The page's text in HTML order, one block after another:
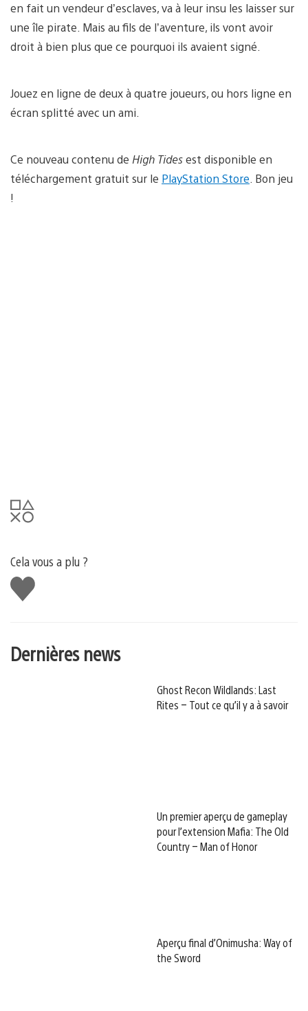
en fait un vendeur d’esclaves, va à leur insu les laisser sur
une île pirate. Mais au fils de l’aventure, ils vont avoir
droit à bien plus que ce pourquoi ils avaient signé.
Jouez en ligne de deux à quatre joueurs, ou hors ligne en
écran splitté avec un ami.
Ce nouveau contenu de High Tidesest disponible en
téléchargement gratuit sur le PlayStation Store . Bon jeu
!
Cela vous a plu ?
J'aime
Dernières news
Ghost Recon Wildlands: Last
Rites – Tout ce qu’il y a à savoir
Un premier aperçu de gameplay
pour l’extension Mafia: The Old
Country – Man of Honor
Aperçu final d’Onimusha: Way of
the Sword